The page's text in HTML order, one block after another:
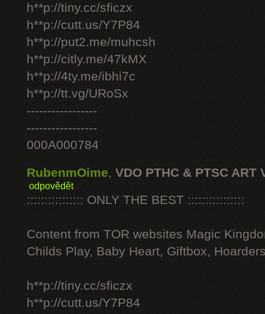
h**p://tiny.cc/sficzx
h**p://cutt.us/Y7P84
h**p://put2.me/muhcsh
h**p://citly.me/47kMX
h**p://4ty.me/ibhi7c
h**p://tt.vg/URoSx
-----------------
-----------------
000A000784
RubenmOime, VDO PTHC & PTSC ART
odpovědět
:::::::::::::::: ONLY THE BEST ::::::::::::::::
Content from TOR websites Magic
Childs Play, Baby Heart, Giftbox,
h**p://tiny.cc/sficzx
h**p://cutt.us/Y7P84